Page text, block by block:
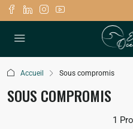
Accueil Sous compromis
SOUS COMPROMIS
1